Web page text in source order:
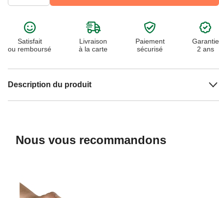
Satisfait
ou remboursé
Livraison
à la carte
Paiement
sécurisé
Garantie
2 ans
Description du produit
Nous vous recommandons